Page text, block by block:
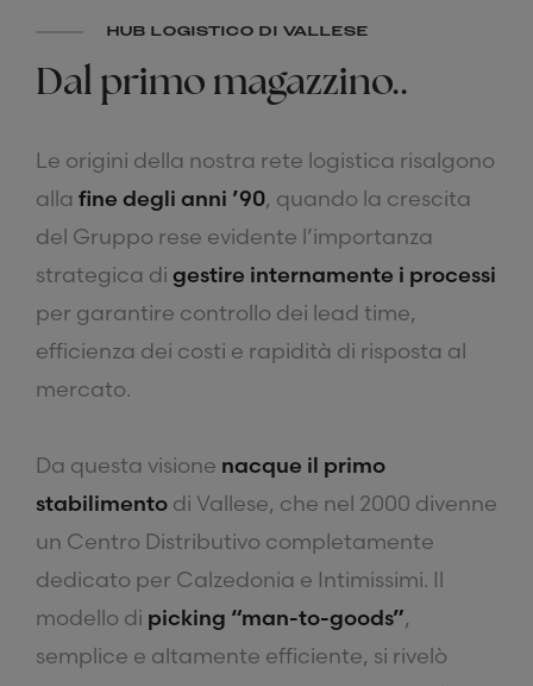
HUB LOGISTICO DI VALLESE
Dal primo magazzino..
Le origini della nostra rete logistica risalgono
alla fine degli anni ’90, quando la crescita
del Gruppo rese evidente l’importanza
strategica di gestire internamente i processi
per garantire controllo dei lead time,
efficienza dei costi e rapidità di risposta al
mercato.
Da questa visione nacque il primo
stabilimento di Vallese, che nel 2000 divenne
un Centro Distributivo completamente
dedicato per Calzedonia e Intimissimi. Il
modello di picking “man-to-goods”,
semplice e altamente efficiente, si rivelò